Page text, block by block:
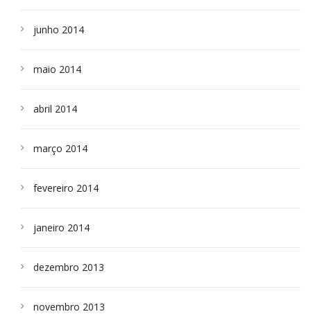
junho 2014
maio 2014
abril 2014
março 2014
fevereiro 2014
janeiro 2014
dezembro 2013
novembro 2013